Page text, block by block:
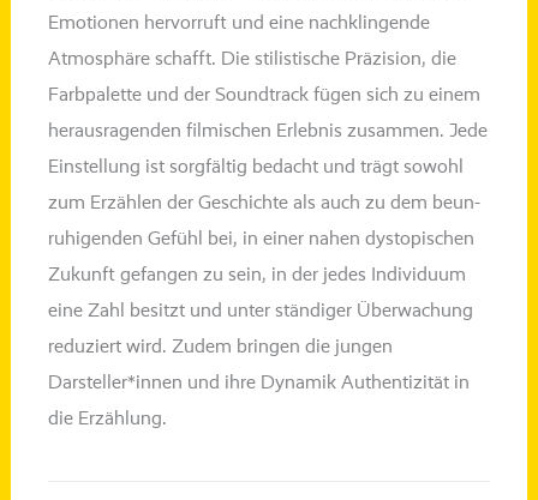
Emotionen her­vor­ruft und eine nach­klin­gen­de
Atmosphäre schafft. Die sti­lis­ti­sche Präzision, die
Farbpalette und der Soundtrack fügen sich zu einem
her­aus­ra­gen­den fil­mi­schen Erlebnis zusam­men. Jede
Einstellung ist sorg­fäl­tig bedacht und trägt sowohl
zum Erzählen der Geschichte als auch zu dem beun­
ru­hi­gen­den Gefühl bei, in einer nahen dys­to­pi­schen
Zukunft gefan­gen zu sein, in der jedes Individuum
eine Zahl besitzt und unter stän­di­ger Überwachung
redu­ziert wird. Zudem brin­gen die jun­gen
Darsteller*innen und ihre Dynamik Authentizität in
die Erzählung.